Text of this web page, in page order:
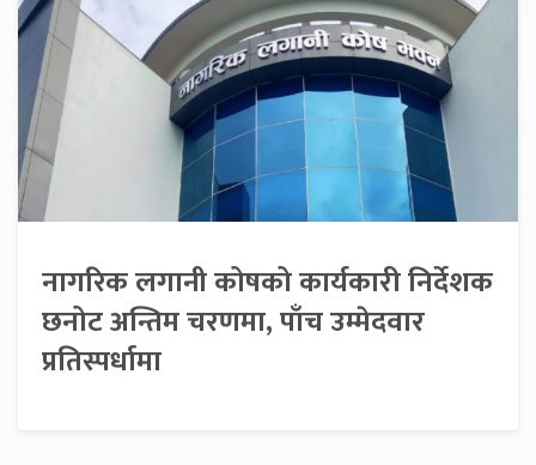
नागरिक लगानी कोषको कार्यकारी निर्देशक
छनोट अन्तिम चरणमा, पाँच उम्मेदवार
प्रतिस्पर्धामा